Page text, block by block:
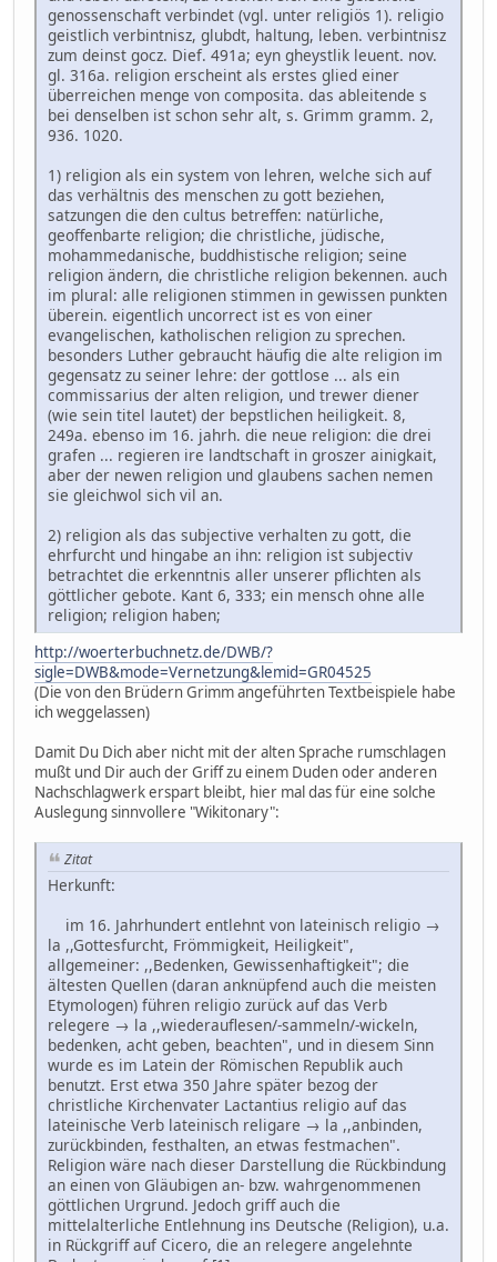
genossenschaft verbindet (vgl. unter religiös 1). religio
geistlich verbintnisz, glubdt, haltung, leben. verbintnisz
zum deinst gocz. Dief. 491a; eyn gheystlik leuent. nov.
gl. 316a. religion erscheint als erstes glied einer
überreichen menge von composita. das ableitende s
bei denselben ist schon sehr alt, s. Grimm gramm. 2,
936. 1020.
1) religion als ein system von lehren, welche sich auf
das verhältnis des menschen zu gott beziehen,
satzungen die den cultus betreffen: natürliche,
geoffenbarte religion; die christliche, jüdische,
mohammedanische, buddhistische religion; seine
religion ändern, die christliche religion bekennen. auch
im plural: alle religionen stimmen in gewissen punkten
überein. eigentlich uncorrect ist es von einer
evangelischen, katholischen religion zu sprechen.
besonders Luther gebraucht häufig die alte religion im
gegensatz zu seiner lehre: der gottlose ... als ein
commissarius der alten religion, und trewer diener
(wie sein titel lautet) der bepstlichen heiligkeit. 8,
249a. ebenso im 16. jahrh. die neue religion: die drei
grafen ... regieren ire landtschaft in groszer ainigkait,
aber der newen religion und glaubens sachen nemen
sie gleichwol sich vil an.
2) religion als das subjective verhalten zu gott, die
ehrfurcht und hingabe an ihn: religion ist subjectiv
betrachtet die erkenntnis aller unserer pflichten als
göttlicher gebote. Kant 6, 333; ein mensch ohne alle
religion; religion haben;
http://woerterbuchnetz.de/DWB/?
sigle=DWB&mode=Vernetzung&lemid=GR04525
(Die von den Brüdern Grimm angeführten Textbeispiele habe
ich weggelassen)
Damit Du Dich aber nicht mit der alten Sprache rumschlagen
mußt und Dir auch der Griff zu einem Duden oder anderen
Nachschlagwerk erspart bleibt, hier mal das für eine solche
Auslegung sinnvollere "Wikitonary":
Zitat
Herkunft:
im 16. Jahrhundert entlehnt von lateinisch religio →
la ,,Gottesfurcht, Frömmigkeit, Heiligkeit",
allgemeiner: ,,Bedenken, Gewissenhaftigkeit"; die
ältesten Quellen (daran anknüpfend auch die meisten
Etymologen) führen religio zurück auf das Verb
relegere → la ,,wiederauflesen/-sammeln/-wickeln,
bedenken, acht geben, beachten", und in diesem Sinn
wurde es im Latein der Römischen Republik auch
benutzt. Erst etwa 350 Jahre später bezog der
christliche Kirchenvater Lactantius religio auf das
lateinische Verb lateinisch religare → la ,,anbinden,
zurückbinden, festhalten, an etwas festmachen".
Religion wäre nach dieser Darstellung die Rückbindung
an einen von Gläubigen an- bzw. wahrgenommenen
göttlichen Urgrund. Jedoch griff auch die
mittelalterliche Entlehnung ins Deutsche (Religion), u.a.
in Rückgriff auf Cicero, die an relegere angelehnte